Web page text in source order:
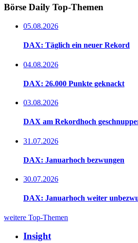
Börse Daily Top-Themen
05.08.2026
DAX: Täglich ein neuer Rekord
04.08.2026
DAX: 26.000 Punkte geknackt
03.08.2026
DAX am Rekordhoch
31.07.2026
DAX: Januarhoch bezwungen
30.07.2026
DAX: Januarhoch weiter
weitere Top-Themen
Insight